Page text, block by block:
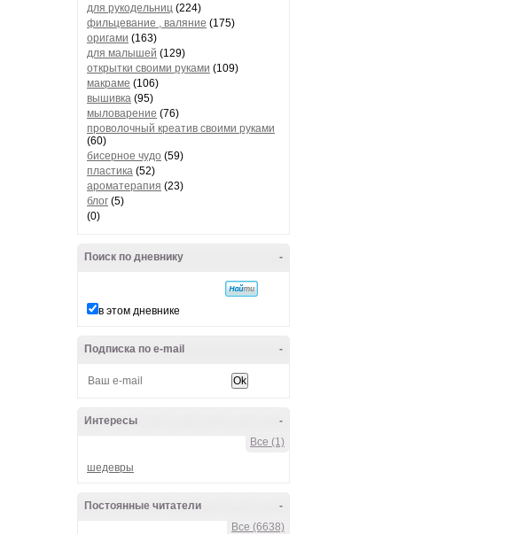
для рукодельниц (224)
фильцевание , валяние (175)
оригами (163)
для малышей (129)
открытки своими руками (109)
макраме (106)
вышивка (95)
мыловарение (76)
проволочный креатив своими руками
(60)
бисерное чудо (59)
пластика (52)
ароматерапия (23)
блог (5)
(0)
-
Поиск по дневнику
в этом дневнике
-
Подписка по e-mail
-
Интересы
Все (1)
шедевры
-
Постоянные читатели
Все (6638)